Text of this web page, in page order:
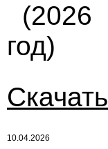
(2026
год)
Скачать
10.04.2026